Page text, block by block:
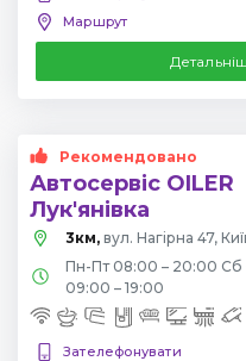
Маршрут
Рекомендовано
Автосервіс OILER
Лук'янівка
3км, вул. Нагірна 47,
Пн-Пт 08:00 – 20:00
09:00 – 19:00
Зателефонувати